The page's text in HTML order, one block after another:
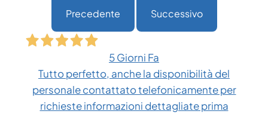
Precedente Successivo
5 Giorni Fa
Tutto perfetto, anche la disponibilità del
personale contattato telefonicamente per
richieste informazioni dettagliate prima